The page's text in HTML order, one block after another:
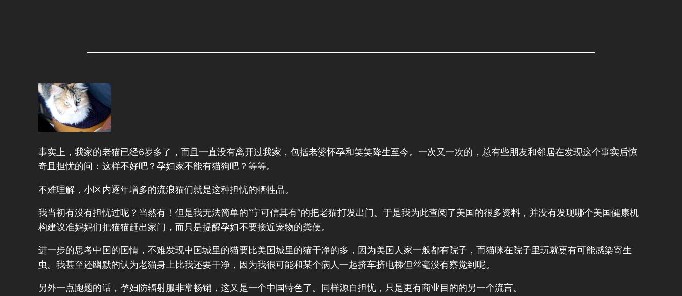
事实上，我家的老猫已经6岁多了，而且一直没有离开过我家，包括老婆怀孕和笑笑降生至今。一次又一次的，总有些朋友和邻居在发现这个事实后惊
奇且担忧的问：这样不好吧？孕妇家不能有猫狗吧？等等。
不难理解，小区内逐年增多的流浪猫们就是这种担忧的牺牲品。
我当初有没有担忧过呢？当然有！但是我无法简单的“宁可信其有”的把老猫打发出门。于是我为此查阅了美国的很多资料，并没有发现哪个美国健康机
构建议准妈妈们把猫猫赶出家门，而只是提醒孕妇不要接近宠物的粪便。
进一步的思考中国的国情，不难发现中国城里的猫要比美国城里的猫干净的多，因为美国人家一般都有院子，而猫咪在院子里玩就更有可能感染寄生
虫。我甚至还幽默的认为老猫身上比我还要干净，因为我很可能和某个病人一起挤车挤电梯但丝毫没有察觉到呢。
另外一点跑题的话，孕妇防辐射服非常畅销，这又是一个中国特色了。同样源自担忧，只是更有商业目的的另一个流言。